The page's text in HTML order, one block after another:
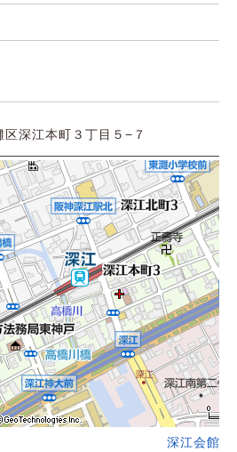
深江本町３丁目５−７
深江会館